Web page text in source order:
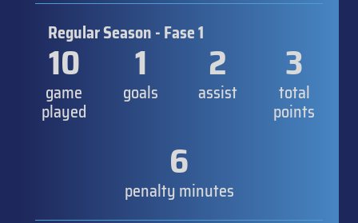
Regular Season - Fase 1
10
game
played
1
goals
2
assist
3
total
points
6
penalty minutes